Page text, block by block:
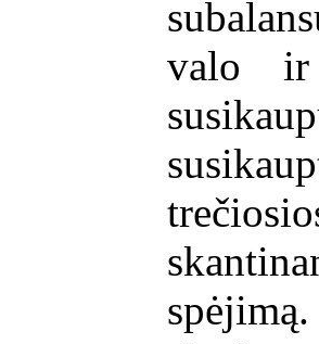
valo ir